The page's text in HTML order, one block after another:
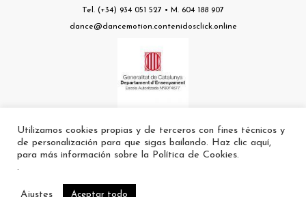
Tel. (+34) 934 051 527 • M. 604 188 907
dance@dancemotion.contenidosclick.online
Escuela nº a8074677 autorizada por el Departament d’Ensenyament de la
Generalitat
Utilizamos cookies propias y de terceros con fines técnicos y
de personalización para que sigas bailando. Haz clic aquí,
para más información sobre la Política de Cookies.
.
Ajustes Aceptar todo